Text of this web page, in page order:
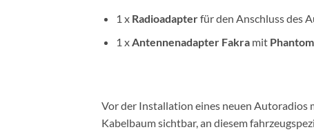
1 x Radioadapterfür den Anschluss des
1 xAntennenadapter Fakramit
Vor der Installation eines neuen Autoradios
Kabelbaum sichtbar, an diesem